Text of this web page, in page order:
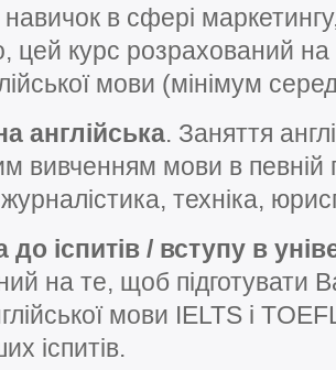
в сфері
цей курс розрахований на
мови (мінімум
англійська. Заняття
вивченням мови в певній
техніка,
до іспитів / вступу в
на те, щоб підготувати
мови IELTS і
іспитів.